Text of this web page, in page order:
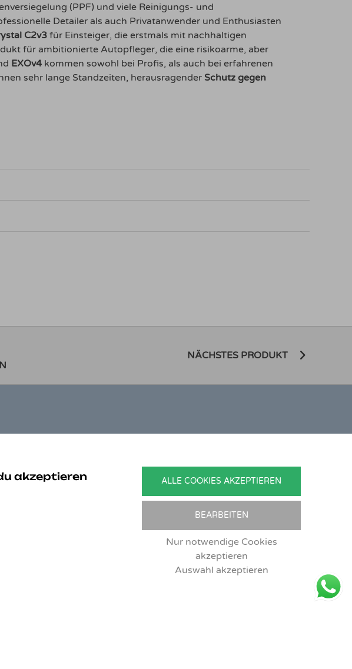
(PPF) und viele Reinigungs- und
Detailer als auch Privatanwender und Enthusiasten
C2v3für Einsteiger, die erstmals mit nachhaltigen
für ambitionierte Autopfleger, die eine risikoarme, aber
EXOv4kommen sowohl bei Profis, als auch bei erfahrenen
sehr lange Standzeiten, herausragender Schutz gegen
NÄCHSTES PRODUKT
Benedikt Stelzner
Autopflege Stelzner
service@detailingverliebt.de
akzeptieren
ALLE COOKIES AKZEPTIEREN
BEARBEITEN
Nur notwendige Cookies
akzeptieren
Auswahl akzeptieren